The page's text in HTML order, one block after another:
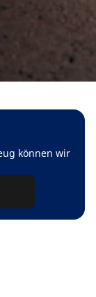
können wir